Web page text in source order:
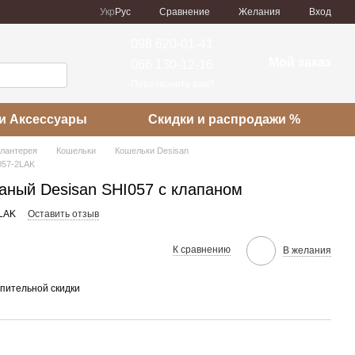
Укр Рус Сравнение Желания Вход
Аксессуары Скидки и распродажи %
Кошельки
Кошельки Desisan
2LAK
Desisan SHI057 с клапаном
Оставить отзыв
К сравнению В желания
скидки